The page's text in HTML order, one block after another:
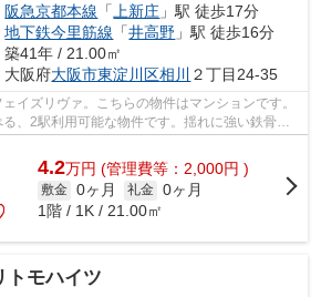
阪急京都本線 「 上新庄 」駅 徒歩17分
地下鉄今里筋線 「井高野 」駅 徒歩16分
築41年 / 21.00㎡
大阪府大阪市東淀川区相川 ２丁目24-35
イズリヴァ。こちらの物件はマンションです。
、2駅利用可能な物件です。揺れに強い鉄骨造
イズ吹田店...
4.2万円 (管理費等：2,000円 )
敷金 0ヶ月 礼金 0ヶ月
1階 / 1K / 21.00㎡
トモハイツ